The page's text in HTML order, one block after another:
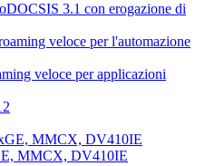
3.1 con erogazione di
veloce per applicazioni
MMCX, DV410IE